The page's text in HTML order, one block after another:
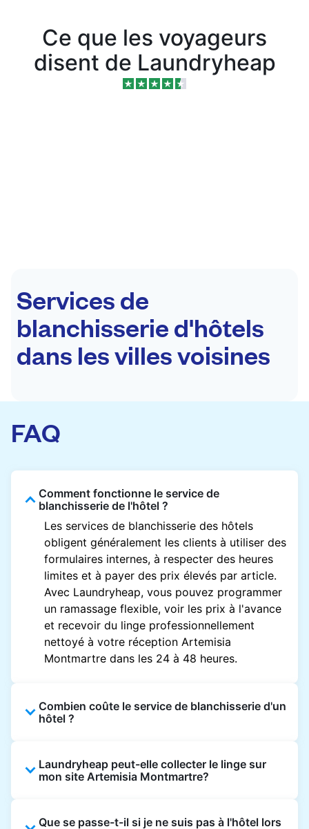
Ce que les voyageurs
disent de Laundryheap
Services de
blanchisserie d'hôtels
dans les villes voisines
FAQ
Comment fonctionne le service de
blanchisserie de l'hôtel ?
Les services de blanchisserie des hôtels
obligent généralement les clients à utiliser des
formulaires internes, à respecter des heures
limites et à payer des prix élevés par article.
Avec Laundryheap, vous pouvez programmer
un ramassage flexible, voir les prix à l'avance
et recevoir du linge professionnellement
nettoyé à votre réception Artemisia
Montmartre dans les 24 à 48 heures.
Combien coûte le service de blanchisserie d'un
hôtel ?
fonction de l'établissement et du vêtement et
sont souvent beaucoup plus élevés.
transparente, basée sur les articles, de sorte
Laundryheap peut-elle collecter le linge sur
mon site Artemisia Montmartre?
directement à la réception de l'hôtel à l'heure
Que se passe-t-il si je ne suis pas à l'hôtel lors